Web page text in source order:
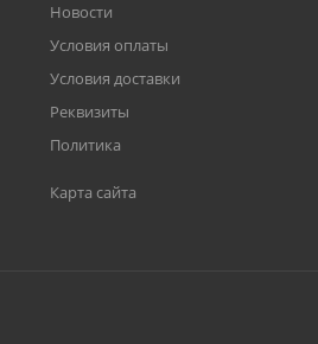
Новости
Условия оплаты
Условия доставки
Реквизиты
Политика
Карта сайта